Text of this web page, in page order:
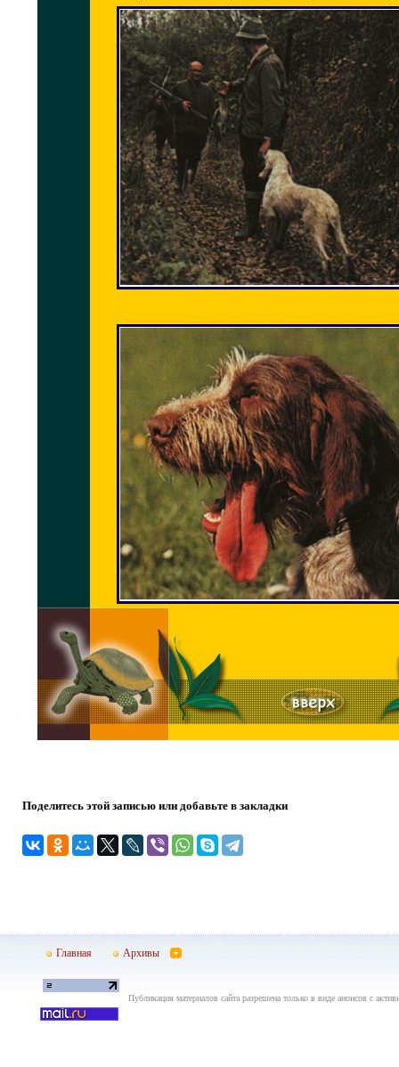
Поделитесь этой записью или добавьте в закладки
Главная Архивы
Публикация материалов сайта разрешена только в виде анонсов с